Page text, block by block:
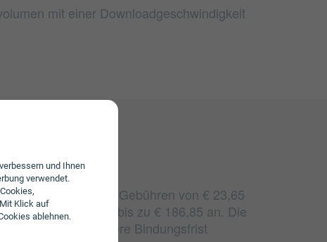
und Ihnen
verwendet.
Klick auf
ablehnen.
mit einer Downloadgeschwindigkeit
fallen monatliche Gebühren von € 23,65
Gebühren von bis zu € 186,85 an. Die
durch eine längere Bindungsfrist